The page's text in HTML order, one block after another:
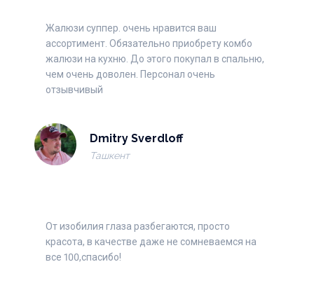
Жалюзи суппер. очень нравится ваш
ассортимент. Обязательно приобрету комбо
жалюзи на кухню. До этого покупал в спальню,
чем очень доволен. Персонал очень
отзывчивый
Dmitry Sverdloff
Ташкент
От изобилия глаза разбегаются, просто
красота, в качестве даже не сомневаемся на
все 100,спасибо!
Номер телефона или почта